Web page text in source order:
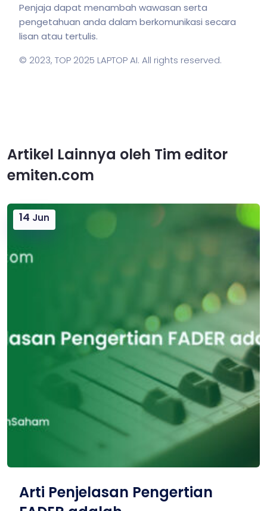
Penjaja dapat menambah wawasan serta
pengetahuan anda dalam berkomunikasi secara
lisan atau tertulis.
© 2023, TOP 2025 LAPTOP AI. All rights reserved.
Artikel Lainnya oleh Tim editor
emiten.com
14 Jun
Arti Penjelasan Pengertian